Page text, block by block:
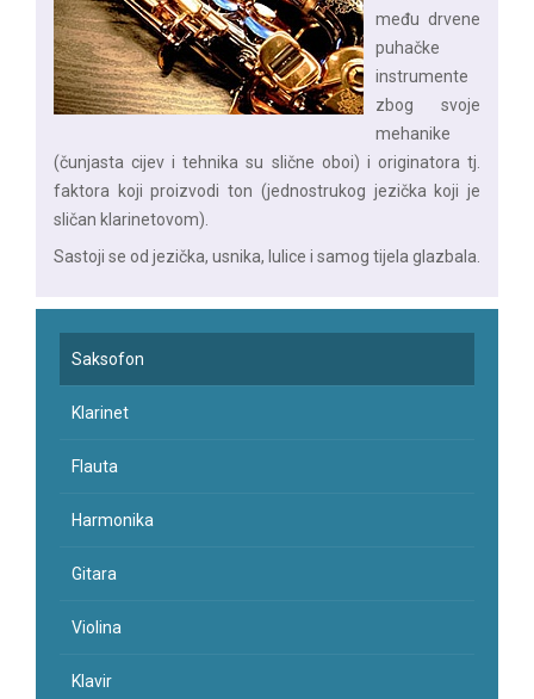
među drvene
puhačke
instrumente
zbog svoje
mehanike
(čunjasta cijev i tehnika su slične oboi) i originatora tj.
faktora koji proizvodi ton (jednostrukog jezička koji je
sličan klarinetovom).
Sastoji se od jezička, usnika, lulice i samog tijela glazbala.
Saksofon
Klarinet
Flauta
Harmonika
Gitara
Violina
Klavir